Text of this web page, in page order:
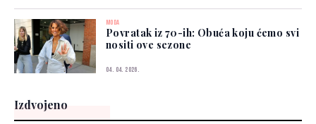
MODA
Povratak iz 70-ih: Obuća koju ćemo svi
nositi ove sezone
04. 04. 2026.
Izdvojeno